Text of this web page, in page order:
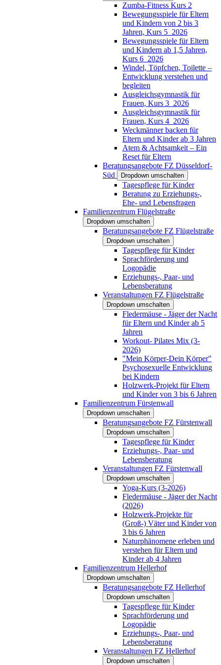
Zumba-Fitness Kurs 2
Bewegungsspiele für Eltern
und Kindern von 2 bis 3
Jahren, Kurs 5_2026
Bewegungsspiele für Eltern
und Kindern ab 1,5 Jahren,
Kurs 6_2026
Windel, Töpfchen, Toilette –
Entwicklung verstehen und
begleiten
Ausgleichsgymnastik für
Frauen, Kurs 3_2026
Ausgleichsgymnastik für
Frauen, Kurs 4_2026
Weckmänner backen für
Eltern und Kinder ab 3 Jahren
Atem & Achtsamkeit – Ein
Reset für Eltern
Beratungsangebote FZ Düsseldorf-
Süd
Dropdown umschalten
Tagespflege für Kinder
Beratung zu Erziehungs-,
Ehe- und Lebensfragen
Familienzentrum Flügelstraße
Dropdown umschalten
Beratungsangebote FZ Flügelstraße
Dropdown umschalten
Tagespflege für Kinder
Sprachförderung und
Logopädie
Erziehungs-, Paar- und
Lebensberatung
Veranstaltungen FZ Flügelstraße
Dropdown umschalten
Fledermäuse - Jäger der Nacht
für Eltern und Kinder ab 5
Jahren
Workout- Pilates Mix (3-
2026)
"Mein Körper-Dein Körper"
Psychosexuelle Entwicklung
bei Kindern
Holzwerk-Projekt für Eltern
und Kinder von 3 bis 6 Jahren
Familienzentrum Fürstenwall
Dropdown umschalten
Beratungsangebote FZ Fürstenwall
Dropdown umschalten
Tagespflege für Kinder
Erziehungs-, Paar- und
Lebensberatung
Veranstaltungen FZ Fürstenwall
Dropdown umschalten
Yoga-Kurs (3-2026)
Fledermäuse - Jäger der Nacht
(2026)
Holzwerk-Projekte für
(Groß-) Väter und Kinder von
3 bis 6 Jahren
Naturphänomene erleben und
verstehen für Eltern und
Kinder ab 4 Jahren
Familienzentrum Hellerhof
Dropdown umschalten
Beratungsangebote FZ Hellerhof
Dropdown umschalten
Tagespflege für Kinder
Sprachförderung und
Logopädie
Erziehungs-, Paar- und
Lebensberatung
Veranstaltungen FZ Hellerhof
Dropdown umschalten